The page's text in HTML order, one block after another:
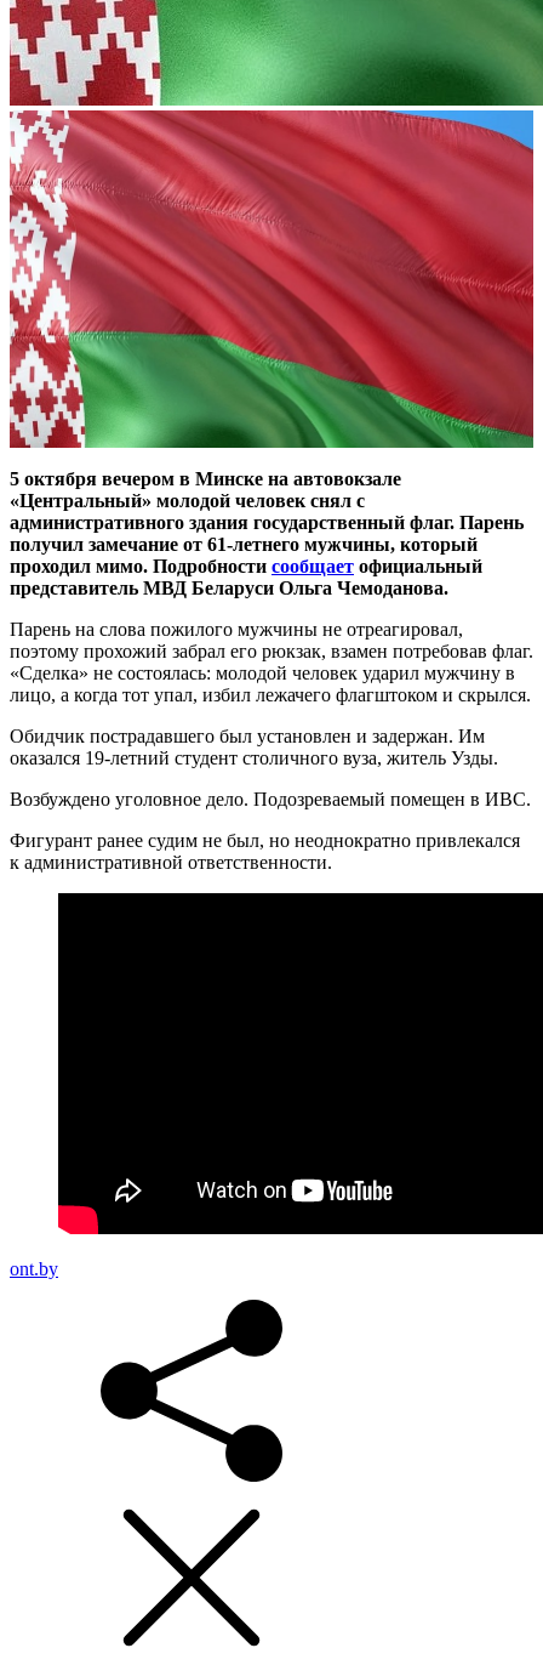
5 октября вечером в Минске на автовокзале
«Центральный» молодой человек снял с
административного здания государственный флаг. Парень
получил замечание от 61-летнего мужчины, который
проходил мимо. Подробности сообщает официальный
представитель МВД Беларуси Ольга Чемоданова.
Парень на слова пожилого мужчины не отреагировал,
поэтому прохожий забрал его рюкзак, взамен потребовав флаг.
«Сделка» не состоялась: молодой человек ударил мужчину в
лицо, а когда тот упал, избил лежачего флагштоком и скрылся.
Обидчик пострадавшего был установлен и задержан. Им
оказался 19-летний студент столичного вуза, житель Узды.
Возбуждено уголовное дело. Подозреваемый помещен в ИВС.
Фигурант ранее судим не был, но неоднократно привлекался
к административной ответственности.
ont.by